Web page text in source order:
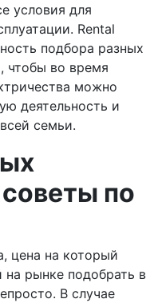
условия для
Rental
подбора разных
чтобы во время
можно
деятельность и
семьи.
по
цена на который
на рынке подобрать в
В случае